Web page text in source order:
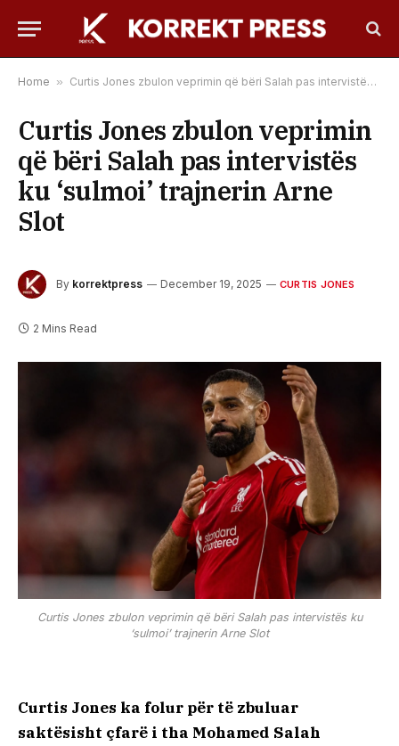
Home » Curtis Jones zbulon veprimin që bëri Salah pas intervistës ku ‘sulmoi’ trajnerin Arne Slot
Curtis Jones zbulon veprimin
që bëri Salah pas intervistës
ku ‘sulmoi’ trajnerin Arne
Slot
By korrektpress December 19, 2025 CURTIS JONES
2 Mins Read
Curtis Jones zbulon veprimin që bëri Salah pas intervistës ku
‘sulmoi’ trajnerin Arne Slot
Curtis Jones ka folur për të zbuluar
saktësisht çfarë i tha Mohamed Salah